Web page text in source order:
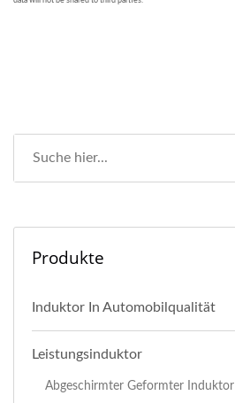
Produkte
Induktor In Automobilqualität
Leistungsinduktor
Abgeschirmter Geformter Induktor